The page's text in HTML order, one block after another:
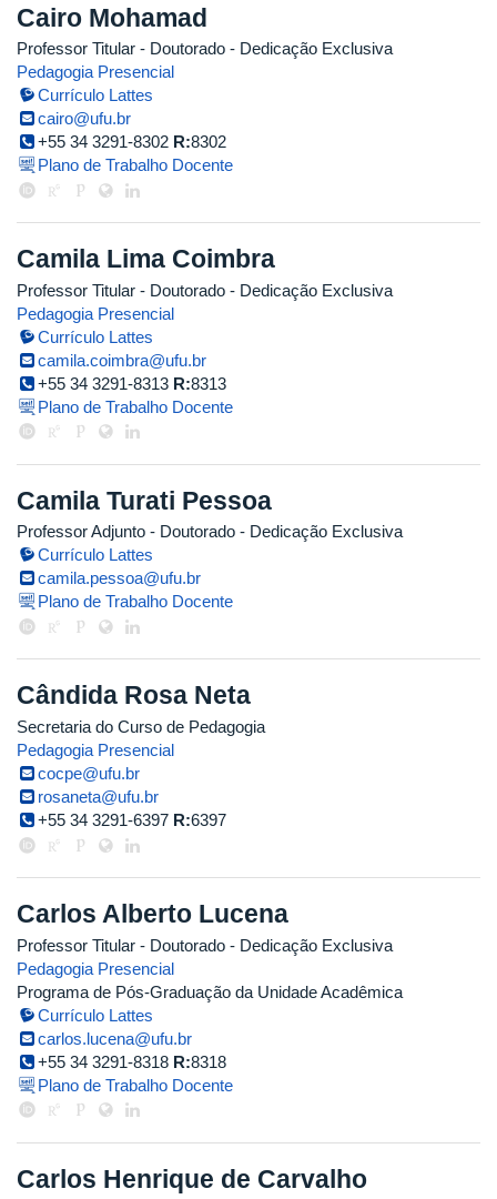
Cairo Mohamad
Professor Titular - Doutorado - Dedicação Exclusiva
Pedagogia Presencial
Currículo Lattes
cairo@ufu.br
+55 34 3291-8302 R:8302
Plano de Trabalho Docente
Camila Lima Coimbra
Professor Titular - Doutorado - Dedicação Exclusiva
Pedagogia Presencial
Currículo Lattes
camila.coimbra@ufu.br
+55 34 3291-8313 R:8313
Plano de Trabalho Docente
Camila Turati Pessoa
Professor Adjunto - Doutorado - Dedicação Exclusiva
Currículo Lattes
camila.pessoa@ufu.br
Plano de Trabalho Docente
Cândida Rosa Neta
Secretaria do Curso de Pedagogia
Pedagogia Presencial
cocpe@ufu.br
rosaneta@ufu.br
+55 34 3291-6397 R:6397
Carlos Alberto Lucena
Professor Titular - Doutorado - Dedicação Exclusiva
Pedagogia Presencial
Programa de Pós-Graduação da Unidade Acadêmica
Currículo Lattes
carlos.lucena@ufu.br
+55 34 3291-8318 R:8318
Plano de Trabalho Docente
Carlos Henrique de Carvalho